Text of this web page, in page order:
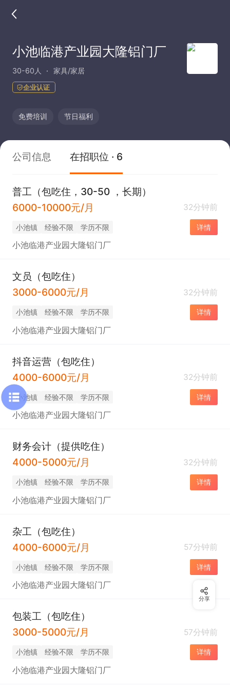
小池临港产业园大隆铝门厂
30-60人 家具/家居
企业认证
免费培训 节日福利
公司信息 在招职位 · 6
普工（包吃住，30-50 ，长期）
6000-10000元/月
32分钟前
小池镇 经验不限 学历不限 详情
小池临港产业园大隆铝门厂
文员（包吃住）
3000-6000元/月
32分钟前
小池镇 经验不限 学历不限 详情
小池临港产业园大隆铝门厂
抖音运营（包吃住）
4000-6000元/月
32分钟前
小池镇 经验不限 学历不限 详情
小池临港产业园大隆铝门厂
财务会计（提供吃住）
4000-5000元/月
32分钟前
小池镇 经验不限 学历不限 详情
小池临港产业园大隆铝门厂
杂工（包吃住）
4000-6000元/月
57分钟前
小池镇 经验不限 学历不限 详情
小池临港产业园大隆铝门厂
包装工（包吃住）
3000-5000元/月
57分钟前
小池镇 经验不限 学历不限 详情
小池临港产业园大隆铝门厂
分享